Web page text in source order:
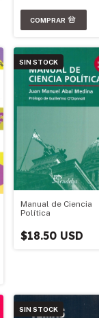
SIN STOCK
Manual de Ciencia
Política
$18.50 USD
SIN STOCK